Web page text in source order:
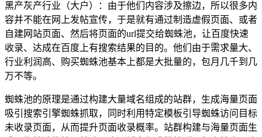
黑产灰产行业（大户）：由于他们内容涉及擦边，所以很多内
容并不能在网上发帖宣传，于是就有通过制造虚假页面、或者
自建网站页面、然后将页面的url提交给蜘蛛池，让百度快速
收录、达成在百度上有搜索结果的目的。他们由于需求量大、
行业利润高、购买蜘蛛池基本上都是大批量的，包月几千到几
万不等。
蜘蛛池的原理是通过构建大量域名组成的站群，生成海量页面
吸引搜索引擎蜘蛛抓取，同时利用特定模板引导蜘蛛访问目标
未收录页面，从而提升页面收录概率。站群构建与海量页面生